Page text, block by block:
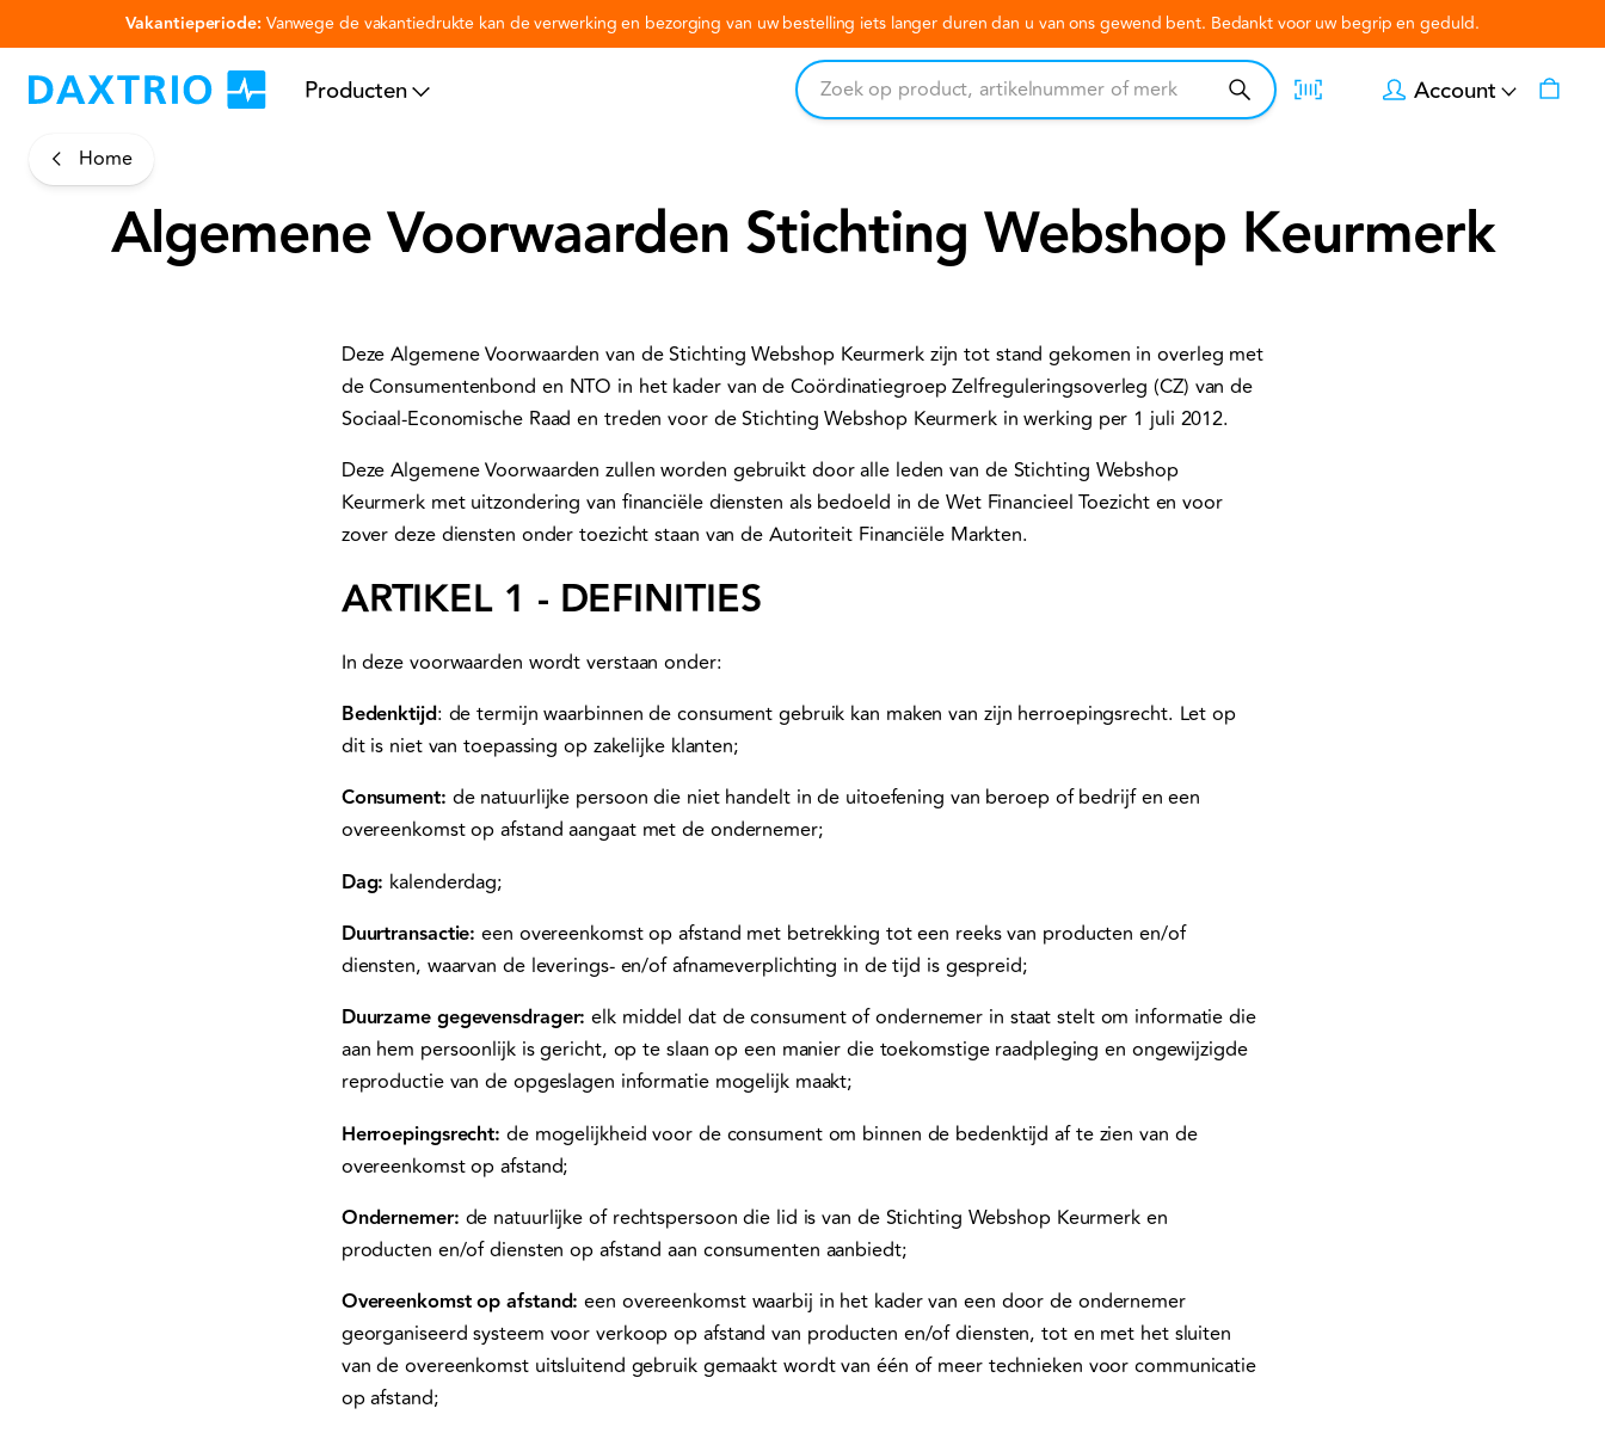
Vakantieperiode: Vanwege de vakantiedrukte kan de verwerking en bezorging van uw bestelling iets langer duren dan u van ons gewend bent. Bedankt voor uw begrip en geduld.
Producten Account
Home
Algemene Voorwaarden Stichting Webshop Keurmerk
Deze Algemene Voorwaarden van de Stichting Webshop Keurmerk zijn tot stand gekomen in overleg met
de Consumentenbond en NTO in het kader van de Coördinatiegroep Zelfreguleringsoverleg (CZ) van de
Sociaal-Economische Raad en treden voor de Stichting Webshop Keurmerk in werking per 1 juli 2012.
Deze Algemene Voorwaarden zullen worden gebruikt door alle leden van de Stichting Webshop
Keurmerk met uitzondering van financiële diensten als bedoeld in de Wet Financieel Toezicht en voor
zover deze diensten onder toezicht staan van de Autoriteit Financiële Markten.
ARTIKEL 1 - DEFINITIES
In deze voorwaarden wordt verstaan onder:
Bedenktijd: de termijn waarbinnen de consument gebruik kan maken van zijn herroepingsrecht. Let op
dit is niet van toepassing op zakelijke klanten;
Consument: de natuurlijke persoon die niet handelt in de uitoefening van beroep of bedrijf en een
overeenkomst op afstand aangaat met de ondernemer;
Dag: kalenderdag;
Duurtransactie: een overeenkomst op afstand met betrekking tot een reeks van producten en/of
diensten, waarvan de leverings- en/of afnameverplichting in de tijd is gespreid;
Duurzame gegevensdrager:elk middel dat de consument of ondernemer in staat stelt om informatie die
aan hem persoonlijk is gericht, op te slaan op een manier die toekomstige raadpleging en ongewijzigde
reproductie van de opgeslagen informatie mogelijk maakt;
Herroepingsrecht: de mogelijkheid voor de consument om binnen de bedenktijd af te zien van de
overeenkomst op afstand;
Ondernemer: de natuurlijke of rechtspersoon die lid is van de Stichting Webshop Keurmerk en
producten en/of diensten op afstand aan consumenten aanbiedt;
Overeenkomst op afstand: een overeenkomst waarbij in het kader van een door de ondernemer
georganiseerd systeem voor verkoop op afstand van producten en/of diensten, tot en met het sluiten
van de overeenkomst uitsluitend gebruik gemaakt wordt van één of meer technieken voor communicatie
op afstand;